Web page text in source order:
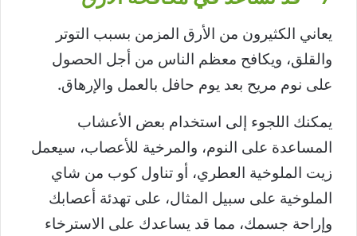
يعاني الكثيرون من الأرق المزمن بسبب التوتر
والقلق، ويكافح معظم الناس من أجل الحصول
على نوم مريح بعد يوم حافل بالعمل والإرهاق.
يمكنك اللجوء إلى استخدام بعض الأعشاب
المساعدة على النوم، والمرخية للأعصاب، سيعمل
زيت الملوخية العطري، أو تناول كوب من شاي
الملوخية على سبيل المثال، على تهدئة أعصابك
وإراحة جسمك، مما قد يساعدك على الاسترخاء